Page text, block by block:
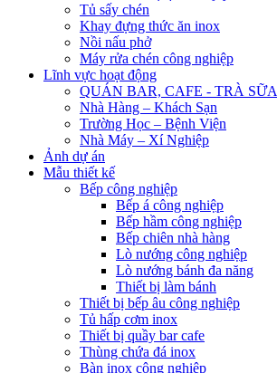
Tủ sấy chén
Khay đựng thức ăn inox
Nồi nấu phở
Máy rửa chén công nghiệp
Lĩnh vực hoạt động
QUÁN BAR, CAFE - TRÀ SỮA
Nhà Hàng – Khách Sạn
Trường Học – Bệnh Viện
Nhà Máy – Xí Nghiệp
Ảnh dự án
Mẫu thiết kế
Bếp công nghiệp
Bếp á công nghiệp
Bếp hầm công nghiệp
Bếp chiên nhà hàng
Lò nướng công nghiệp
Lò nướng bánh đa năng
Thiết bị làm bánh
Thiết bị bếp âu công nghiệp
Tủ hấp cơm inox
Thiết bị quầy bar cafe
Thùng chứa đá inox
Bàn inox công nghiệp